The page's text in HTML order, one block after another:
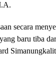
secara
baru tiba